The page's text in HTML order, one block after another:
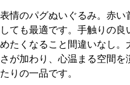
情のパグぬいぐるみ。赤い
ても最適です。手触りの良
たくなること間違いなし。
が加わり、心温まる空間
りの一品です。